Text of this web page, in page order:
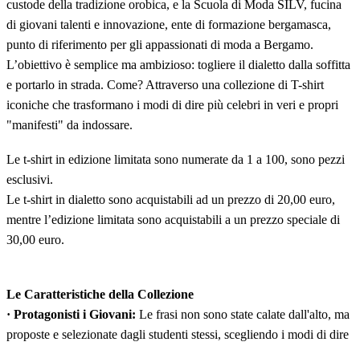
custode della tradizione orobica, e la Scuola di Moda SILV, fucina
di giovani talenti e innovazione, ente di formazione bergamasca,
punto di riferimento per gli appassionati di moda a Bergamo.
L’obiettivo è semplice ma ambizioso: togliere il dialetto dalla soffitta
e portarlo in strada. Come? Attraverso una collezione di T-shirt
iconiche che trasformano i modi di dire più celebri in veri e propri
"manifesti" da indossare.
Le t-shirt in edizione limitata sono numerate da 1 a 100, sono pezzi
esclusivi.
Le t-shirt in dialetto sono acquistabili ad un prezzo di 20,00 euro,
mentre l’edizione limitata sono acquistabili a un prezzo speciale di
30,00 euro.
Le Caratteristiche della Collezione
· Protagonisti i Giovani: Le frasi non sono state calate dall'alto, ma
proposte e selezionate dagli studenti stessi, scegliendo i modi di dire